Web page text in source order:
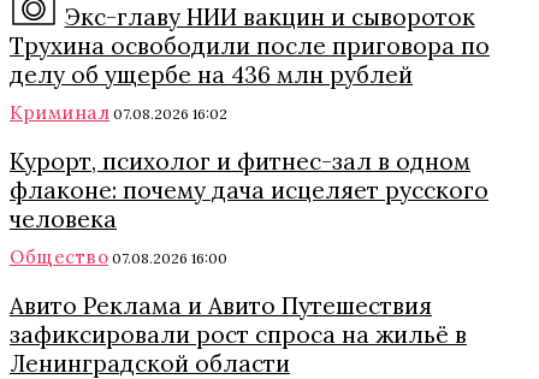
Экс-главу НИИ вакцин и сывороток
Трухина освободили после приговора по
делу об ущербе на 436 млн рублей
Криминал 07.08.2026 16:02
Курорт, психолог и фитнес-зал в одном
флаконе: почему дача исцеляет русского
человека
Общество 07.08.2026 16:00
Авито Реклама и Авито Путешествия
зафиксировали рост спроса на жильё в
Ленинградской области